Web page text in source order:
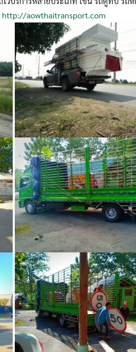
http://aowthaitransport.com